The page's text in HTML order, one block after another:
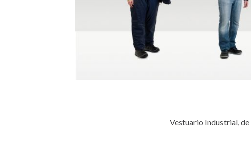
Vestuario Industrial, de